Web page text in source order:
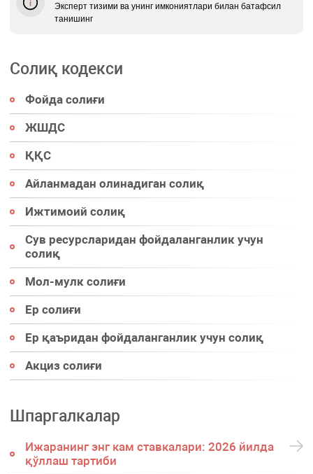
Эксперт тизими ва унинг имкониятлари билан батафсил
танишинг
Солиқ кодекси
Фойда солиғи
ЖШДС
ҚҚС
Айланмадан олинадиган солиқ
Ижтимоий солиқ
Сув ресурсларидан фойдаланганлик учун
солиқ
Мол-мулк солиғи
Ер солиғи
Ер қаъридан фойдаланганлик учун солиқ
Акциз солиғи
Шпаргалкалар
Ижаранинг энг кам ставкалари: 2026 йилда
қўллаш тартиби